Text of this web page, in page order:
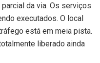
da via. Os serviços
executados. O local
está em meia pista.
liberado ainda